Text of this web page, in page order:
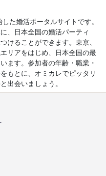
た婚活ポータルサイトです。
、日本全国の婚活パーティ
けることができます。東京、
リアをはじめ、日本全国の最
ます。参加者の年齢・職業・
もとに、オミカレでピッタリ
出会いましょう。